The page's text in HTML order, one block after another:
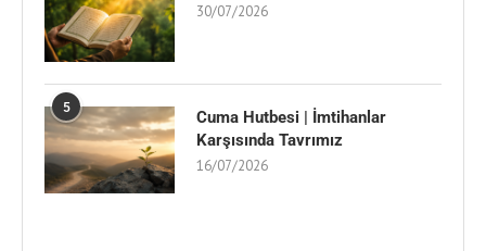
30/07/2026
5
Cuma Hutbesi | İmtihanlar
Karşısında Tavrımız
16/07/2026